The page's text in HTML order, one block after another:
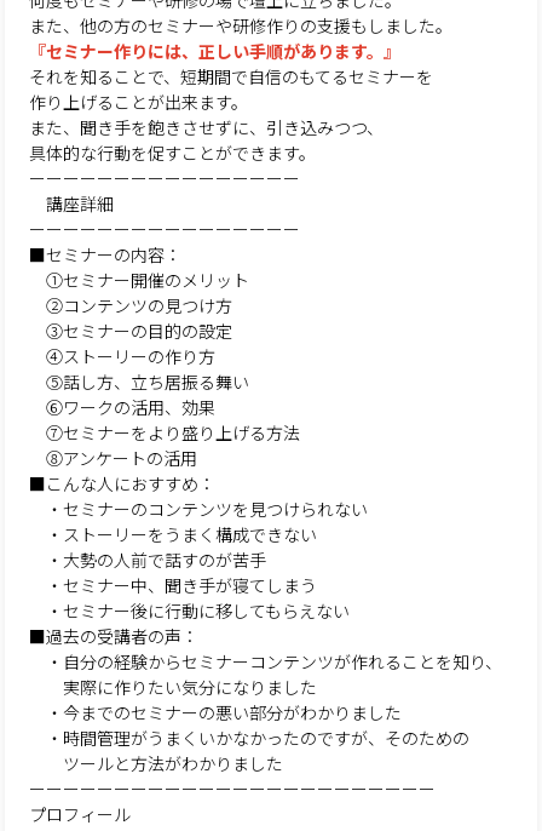
また、他の方のセミナーや研修作りの支援もしました。
『セミナー作りには、正しい手順があります。』
それを知ることで、短期間で自信のもてるセミナーを
作り上げることが出来ます。
また、聞き手を飽きさせずに、引き込みつつ、
具体的な行動を促すことができます。
ーーーーーーーーーーーーーーーー
講座詳細
ーーーーーーーーーーーーーーーー
■セミナーの内容：
①セミナー開催のメリット
②コンテンツの見つけ方
③セミナーの目的の設定
④ストーリーの作り方
⑤話し方、立ち居振る舞い
⑥ワークの活用、効果
⑦セミナーをより盛り上げる方法
⑧アンケートの活用
■こんな人におすすめ：
・セミナーのコンテンツを見つけられない
・ストーリーをうまく構成できない
・大勢の人前で話すのが苦手
・セミナー中、聞き手が寝てしまう
・セミナー後に行動に移してもらえない
■過去の受講者の声：
・自分の経験からセミナーコンテンツが作れることを知り、
実際に作りたい気分になりました
・今までのセミナーの悪い部分がわかりました
・時間管理がうまくいかなかったのですが、そのための
ツールと方法がわかりました
ーーーーーーーーーーーーーーーーーーーーーーーー
プロフィール